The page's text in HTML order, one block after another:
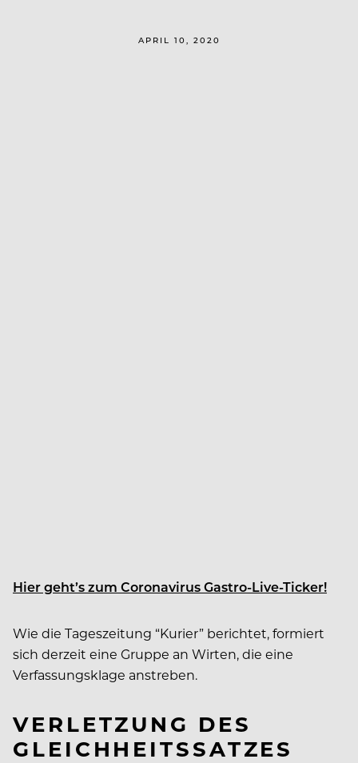
APRIL 10, 2020
Hier geht’s zum Coronavirus Gastro-Live-Ticker!
Wie die Tageszeitung “Kurier” berichtet, formiert
sich derzeit eine Gruppe an Wirten, die eine
Verfassungsklage anstreben.
VERLETZUNG DES
GLEICHHEITSSATZES